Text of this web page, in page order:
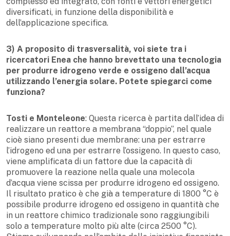
diversificati, in funzione della disponibilità e
dell’applicazione specifica.
3) A proposito di trasversalità, voi siete tra i
ricercatori Enea che hanno brevettato una tecnologia
per produrre idrogeno verde e ossigeno dall’acqua
utilizzando l’energia solare. Potete spiegarci come
funziona?
Tosti e Monteleone: Questa ricerca è partita dall’idea di
realizzare un reattore a membrana “doppio”, nel quale
cioè siano presenti due membrane: una per estrarre
l’idrogeno ed una per estrarre l’ossigeno. In questo caso,
viene amplificata di un fattore due la capacità di
promuovere la reazione nella quale una molecola
d’acqua viene scissa per produrre idrogeno ed ossigeno.
Il risultato pratico è che già a temperature di 1800 °C è
possibile produrre idrogeno ed ossigeno in quantità che
in un reattore chimico tradizionale sono raggiungibili
solo a temperature molto più alte (circa 2500 °C).